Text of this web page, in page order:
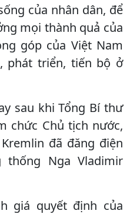
của nhân dân, để
mọi thành quả của
góp của Việt Nam
phát triển, tiến bộ ở
sau khi Tổng Bí thư
chức Chủ tịch nước,
đã đăng điện
thống Nga Vladimir
giá quyết định của